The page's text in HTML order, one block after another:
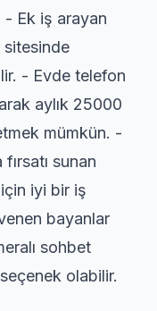
- Ek iş arayan
sitesinde
- Evde telefon
aylık 25000
mümkün. -
sunan
iyi bir iş
bayanlar
sohbet
olabilir.